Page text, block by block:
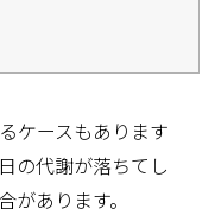
ケースもあります
の代謝が落ちてし
があります。